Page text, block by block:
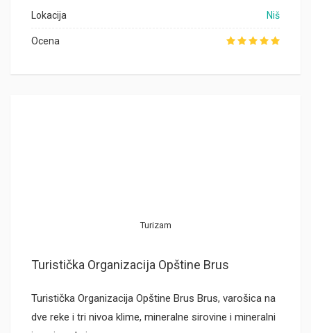
Lokacija Niš
Ocena
Turizam
Turistička Organizacija Opštine Brus
Turistička Organizacija Opštine Brus Brus, varošica na
dve reke i tri nivoa klime, mineralne sirovine i mineralni